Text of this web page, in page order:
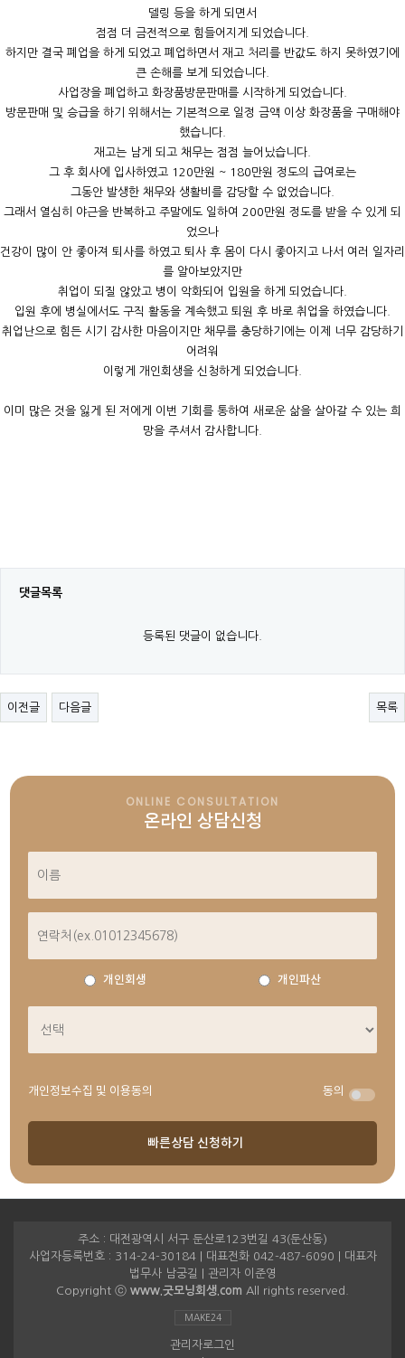
델링 등을 하게 되면서
점점 더 금전적으로 힘들어지게 되었습니다.
하지만 결국 폐업을 하게 되었고 폐업하면서 재고 처리를 반값도 하지 못하였기에
큰 손해를 보게 되었습니다.
사업장을 폐업하고 화장품방문판매를 시작하게 되었습니다.
방문판매 및 승급을 하기 위해서는 기본적으로 일정 금액 이상 화장품을 구매해야
했습니다.
재고는 남게 되고 채무는 점점 늘어났습니다.
그 후 회사에 입사하였고 120만원 ~ 180만원 정도의 급여로는
그동안 발생한 채무와 생활비를 감당할 수 없었습니다.
그래서 열심히 야근을 반복하고 주말에도 일하여 200만원 정도를 받을 수 있게 되
었으나
건강이 많이 안 좋아져 퇴사를 하였고 퇴사 후 몸이 다시 좋아지고 나서 여러 일자리
를 알아보았지만
취업이 되질 않았고 병이 악화되어 입원을 하게 되었습니다.
입원 후에 병실에서도 구직 활동을 계속했고 퇴원 후 바로 취업을 하였습니다.
취업난으로 힘든 시기 감사한 마음이지만 채무를 충당하기에는 이제 너무 감당하기
어려워
이렇게 개인회생을 신청하게 되었습니다.
이미 많은 것을 잃게 된 저에게 이번 기회를 통하여 새로운 삶을 살아갈 수 있는 희
망을 주셔서 감사합니다.
댓글목록
등록된 댓글이 없습니다.
이전글 다음글 목록
ONLINE CONSULTATION
온라인 상담신청
개인회생 개인파산
동의
개인정보수집 및 이용동의
주소 : 대전광역시 서구 둔산로123번길 43(둔산동)
사업자등록번호 : 314-24-30184 | 대표전화 042-487-6090 | 대표자
법무사 남궁길 | 관리자 이준영
Copyright ⓒ www.굿모닝회생.com All rights reserved.
MAKE24
관리자로그인